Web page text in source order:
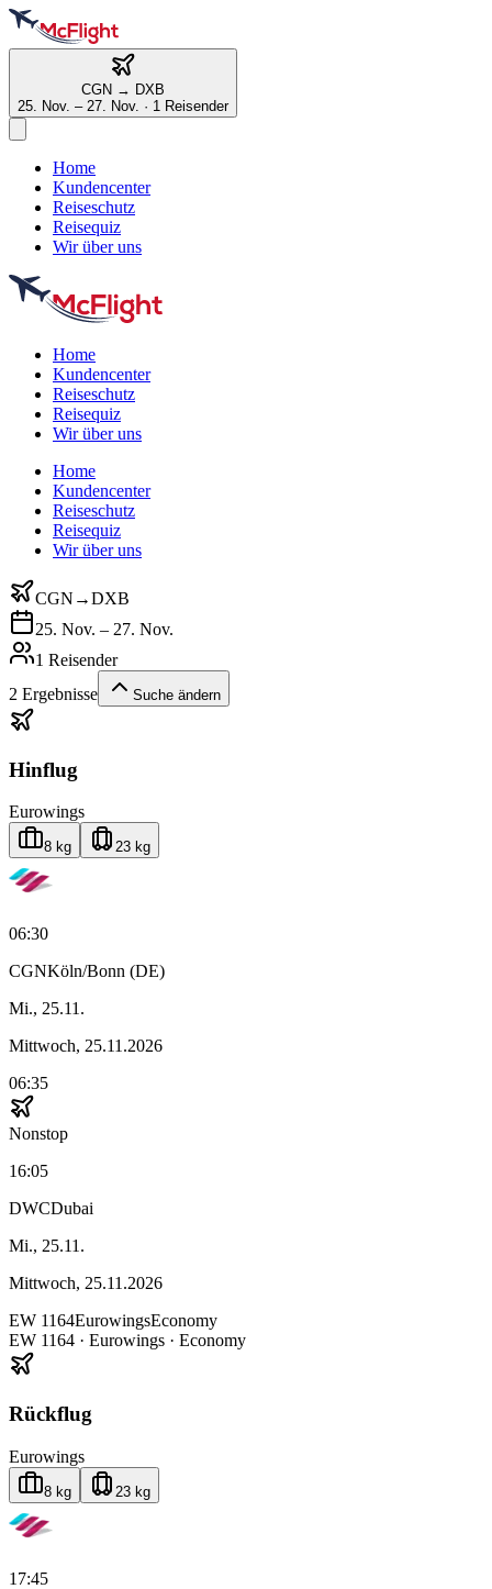
CGN → DXB
25. Nov. – 27. Nov. · 1 Reisender
Home
Kundencenter
Reiseschutz
Reisequiz
Wir über uns
Home
Kundencenter
Reiseschutz
Reisequiz
Wir über uns
Home
Kundencenter
Reiseschutz
Reisequiz
Wir über uns
CGN →DXB
25. Nov. – 27. Nov.
1 Reisender
2 Ergebnisse Suche ändern
Hinflug
Eurowings
8 kg 23 kg
06:30
CGNKöln/Bonn (DE)
Mi., 25.11.
Mittwoch, 25.11.2026
06:35
Nonstop
16:05
DWCDubai
Mi., 25.11.
Mittwoch, 25.11.2026
EW 1164EurowingsEconomy
EW 1164 · Eurowings · Economy
Rückflug
Eurowings
8 kg 23 kg
17:45